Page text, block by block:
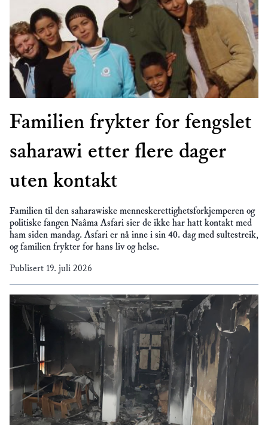
Familien frykter for fengslet
saharawi etter flere dager
uten kontakt
Familien til den saharawiske menneskerettighetsforkjemperen og
politiske fangen Naâma Asfari sier de ikke har hatt kontakt med
ham siden mandag. Asfari er nå inne i sin 40. dag med sultestreik,
og familien frykter for hans liv og helse.
Publisert 19. juli 2026